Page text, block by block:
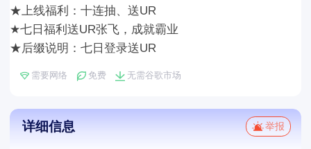
★上线福利：十连抽、送UR
★七日福利送UR张飞，成就霸业
★后缀说明：七日登录送UR
需要网络 免费 无需谷歌市场
详细信息 举报